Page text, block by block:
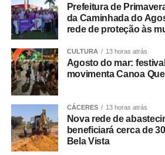
No dia 27 de junho, o Sindicato dos
o dissídio coletivo de greve e de
mesma data, o TRT-RJ, considerou
concedeu liminar autorizando o
Determinou a manutenção de, no
operacional em cada linha e
de R$ 50 mil em caso de
Dois dias depois, no dia 29 de
município do Rio de Janeiro
dia 2 de julho, suspenderam o
Prefeitura de
da Caminhada do
rede de proteção às
CULTURA 13 horas atrás
Agosto do mar:
movimenta Canoa
CÁCERES 13 horas atrás
Nova rede de
beneficiará cerca de
Bela Vista